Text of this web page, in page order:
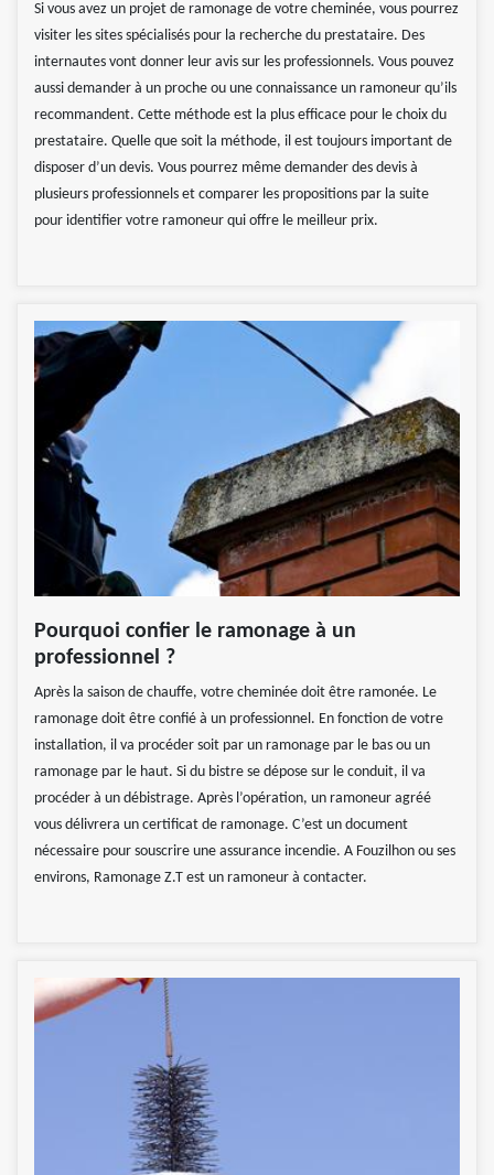
Si vous avez un projet de ramonage de votre cheminée, vous pourrez
visiter les sites spécialisés pour la recherche du prestataire. Des
internautes vont donner leur avis sur les professionnels. Vous pouvez
aussi demander à un proche ou une connaissance un ramoneur qu’ils
recommandent. Cette méthode est la plus efficace pour le choix du
prestataire. Quelle que soit la méthode, il est toujours important de
disposer d’un devis. Vous pourrez même demander des devis à
plusieurs professionnels et comparer les propositions par la suite
pour identifier votre ramoneur qui offre le meilleur prix.
Pourquoi confier le ramonage à un
professionnel ?
Après la saison de chauffe, votre cheminée doit être ramonée. Le
ramonage doit être confié à un professionnel. En fonction de votre
installation, il va procéder soit par un ramonage par le bas ou un
ramonage par le haut. Si du bistre se dépose sur le conduit, il va
procéder à un débistrage. Après l’opération, un ramoneur agréé
vous délivrera un certificat de ramonage. C’est un document
nécessaire pour souscrire une assurance incendie. A Fouzilhon ou ses
environs, Ramonage Z.T est un ramoneur à contacter.